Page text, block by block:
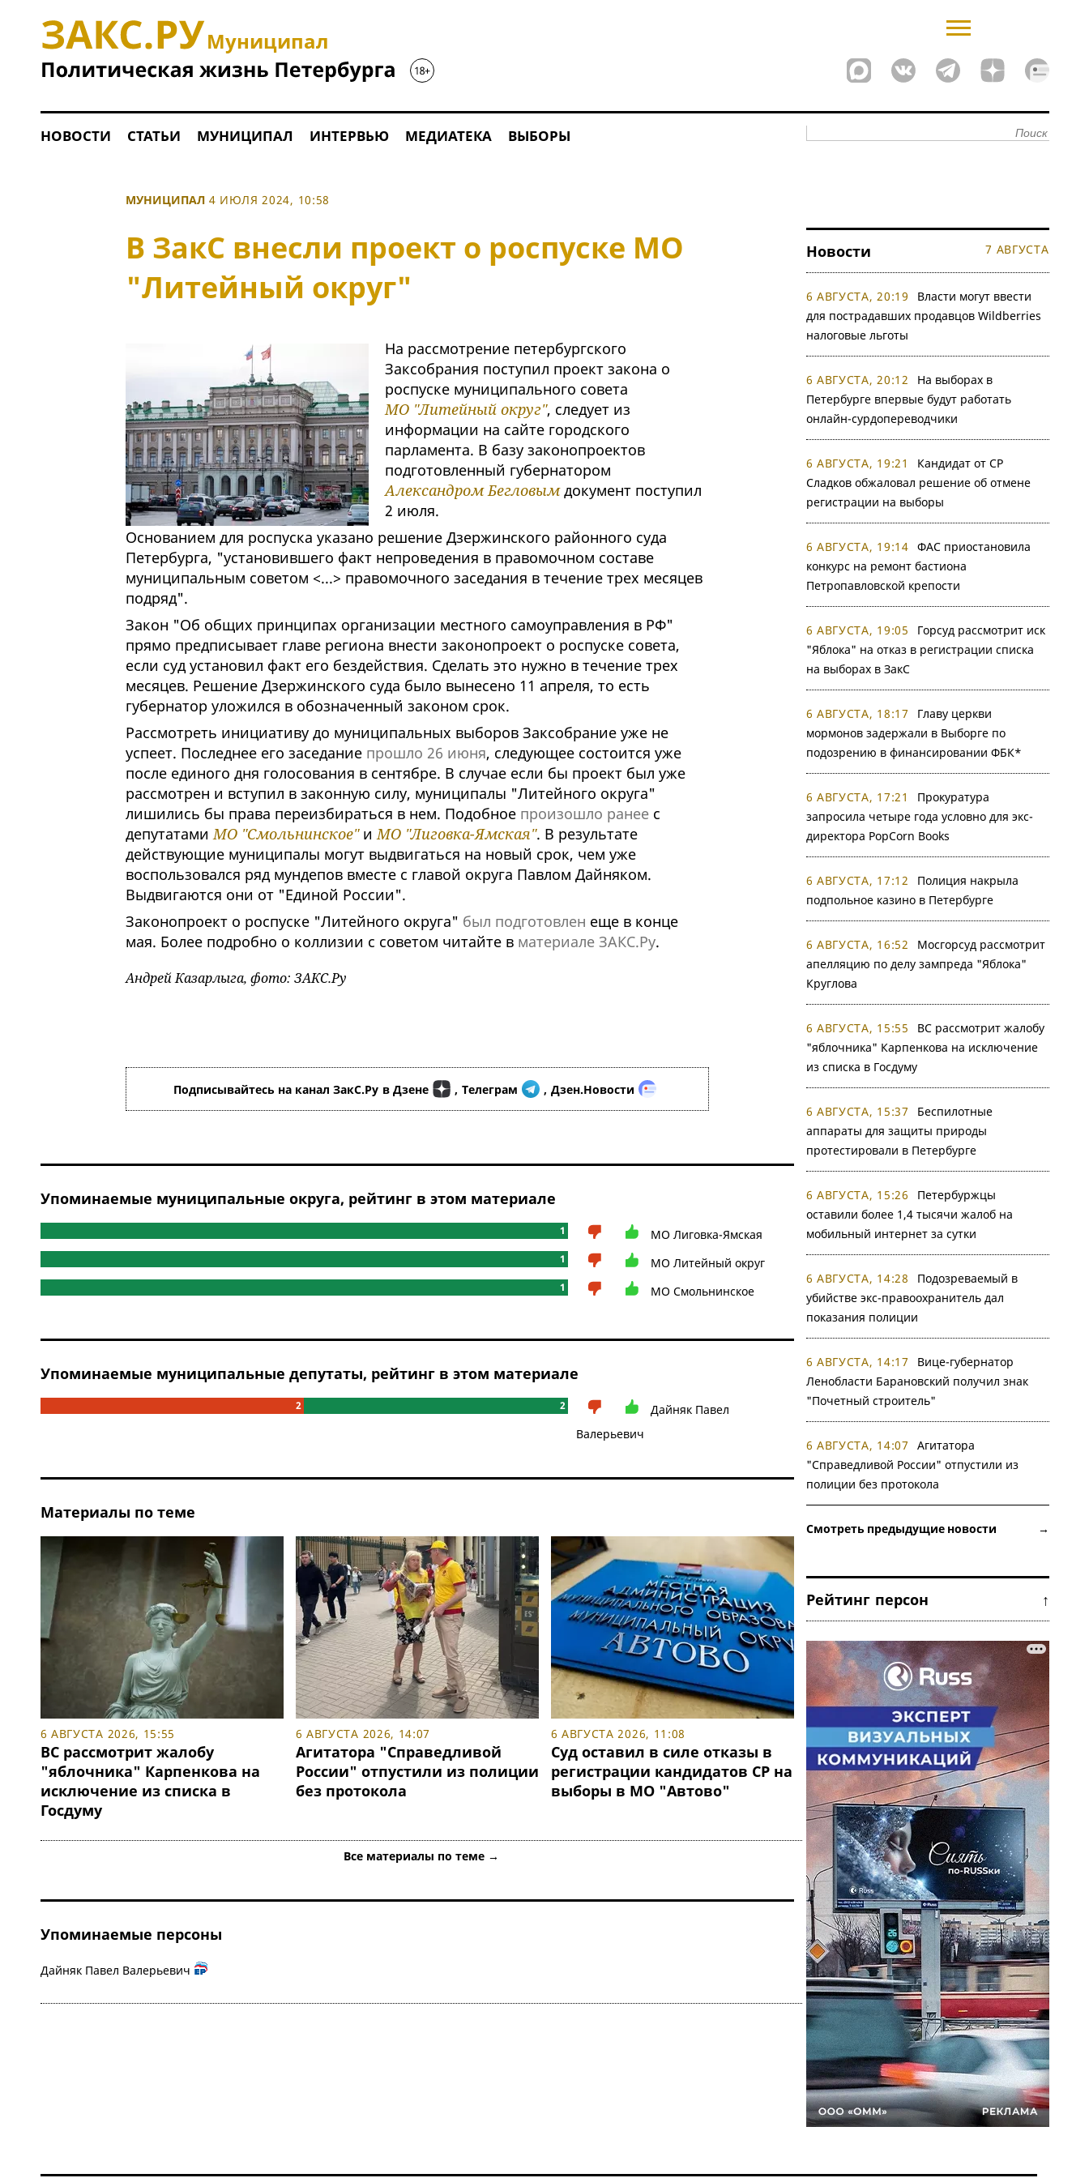
Муниципал
НОВОСТИ СТАТЬИ МУНИЦИПАЛ ИНТЕРВЬЮ МЕДИАТЕКА ВЫБОРЫ
МУНИЦИПАЛ 4 ИЮЛЯ 2024, 10:58
В ЗакС внесли проект о роспуске МО
"Литейный округ"
На рассмотрение петербургского
Заксобрания поступил проект закона о
роспуске муниципального совета
МО "Литейный округ", следует из
информации на сайте городского
парламента. В базу законопроектов
подготовленный губернатором
Александром Бегловымдокумент поступил
2 июля.
Основанием для роспуска указано решение Дзержинского районного суда
Петербурга, "установившего факт непроведения в правомочном составе
муниципальным советом <...> правомочного заседания в течение трех месяцев
подряд".
Закон "Об общих принципах организации местного самоуправления в РФ"
прямо предписывает главе региона внести законопроект о роспуске совета,
если суд установил факт его бездействия. Сделать это нужно в течение трех
месяцев. Решение Дзержинского суда было вынесено 11 апреля, то есть
губернатор уложился в обозначенный законом срок.
Рассмотреть инициативу до муниципальных выборов Заксобрание уже не
успеет. Последнее его заседание прошло 26 июня, следующее состоится уже
после единого дня голосования в сентябре. В случае если бы проект был уже
рассмотрен и вступил в законную силу, муниципалы "Литейного округа"
лишились бы права переизбираться в нем. Подобное произошло ранеес
депутатамиМО "Смольнинское"иМО "Лиговка-Ямская". В результате
действующие муниципалы могут выдвигаться на новый срок, чем уже
воспользовался ряд мундепов вместе с главой округа Павлом Дайняком.
Выдвигаются они от "Единой России".
Законопроект о роспуске "Литейного округа" был подготовлен еще в конце
мая. Более подробно о коллизии с советом читайте в материале ЗАКС.Ру.
Андрей Казарлыга, фото: ЗАКС.Ру
Подписывайтесь на канал ЗакС.Ру в Дзене , Телеграм , Дзен.Новости
Упоминаемые муниципальные округа, рейтинг в этом материале
1 МО Лиговка-Ямская
1 МО Литейный округ
1 МО Смольнинское
Упоминаемые муниципальные депутаты, рейтинг в этом материале
2 2
Дайняк Павел
Валерьевич
Материалы по теме
6 АВГУСТА 2026, 15:55
ВС рассмотрит жалобу
"яблочника" Карпенкова на
исключение из списка в
Госдуму
6 АВГУСТА 2026, 14:07
Агитатора "Справедливой
России" отпустили из полиции
без протокола
6 АВГУСТА 2026, 11:08
Суд оставил в силе отказы в
регистрации кандидатов СР на
выборы в МО "Автово"
Все материалы по теме →
Упоминаемые персоны
Дайняк Павел Валерьевич
Новости 7 АВГУСТА
6 АВГУСТА, 20:19
Власти могут ввести
для пострадавших продавцов Wildberries
налоговые льготы
6 АВГУСТА, 20:12
На выборах в
Петербурге впервые будут работать
онлайн-сурдопереводчики
6 АВГУСТА, 19:21
Кандидат от СР
Сладков обжаловал решение об отмене
регистрации на выборы
6 АВГУСТА, 19:14 ФАС приостановила
конкурс на ремонт бастиона
Петропавловской крепости
6 АВГУСТА, 19:05
Горсуд рассмотрит иск
"Яблока" на отказ в регистрации списка
на выборах в ЗакС
6 АВГУСТА, 18:17
Главу церкви
мормонов задержали в Выборге по
подозрению в финансировании ФБК*
6 АВГУСТА, 17:21
Прокуратура
запросила четыре года условно для экс-
директора PopCorn Books
6 АВГУСТА, 17:12
Полиция накрыла
подпольное казино в Петербурге
6 АВГУСТА, 16:52
Мосгорсуд рассмотрит
апелляцию по делу зампреда "Яблока"
Круглова
6 АВГУСТА, 15:55
ВС рассмотрит жалобу
"яблочника" Карпенкова на исключение
из списка в Госдуму
6 АВГУСТА, 15:37
Беспилотные
аппараты для защиты природы
протестировали в Петербурге
6 АВГУСТА, 15:26
Петербуржцы
оставили более 1,4 тысячи жалоб на
мобильный интернет за сутки
6 АВГУСТА, 14:28
Подозреваемый в
убийстве экс-правоохранитель дал
показания полиции
6 АВГУСТА, 14:17
Вице-губернатор
Ленобласти Барановский получил знак
"Почетный строитель"
6 АВГУСТА, 14:07
Агитатора
"Справедливой России" отпустили из
полиции без протокола
Смотреть предыдущие новости →
Рейтинг персон ↑